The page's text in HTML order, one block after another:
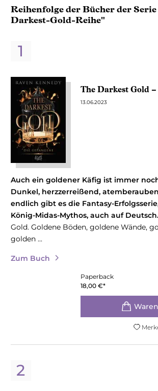
Reihenfolge der Bücher der
Darkest-Gold-Reihe"
The Darkest Gold
13.06.2023
Auch ein goldener Käfig ist immer
Dunkel, herzzerreißend,
endlich gibt es die Fantasy-
König-Midas-Mythos, auch auf Deutsch.
Gold. Goldene Böden, goldene Wände,
golden ...
Zum Buch
Paperback
18,00 €*